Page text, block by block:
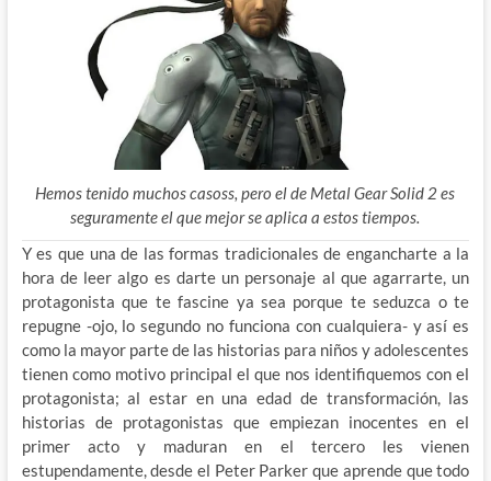
Hemos tenido muchos casoss, pero el de Metal Gear Solid 2 es
seguramente el que mejor se aplica a estos tiempos.
Y es que una de las formas tradicionales de engancharte a la
hora de leer algo es darte un personaje al que agarrarte, un
protagonista que te fascine ya sea porque te seduzca o te
repugne -ojo, lo segundo no funciona con cualquiera- y así es
como la mayor parte de las historias para niños y adolescentes
tienen como motivo principal el que nos identifiquemos con el
protagonista; al estar en una edad de transformación, las
historias de protagonistas que empiezan inocentes en el
primer acto y maduran en el tercero les vienen
estupendamente, desde el Peter Parker que aprende que todo